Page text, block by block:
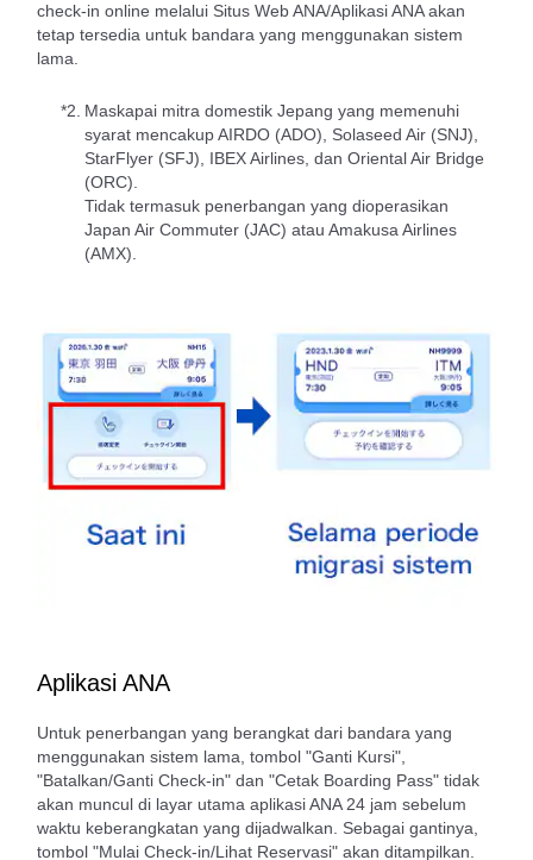
check-in online melalui Situs Web ANA/Aplikasi ANA akan
tetap tersedia untuk bandara yang menggunakan sistem
lama.
*2. Maskapai mitra domestik Jepang yang memenuhi
syarat mencakup AIRDO (ADO), Solaseed Air (SNJ),
StarFlyer (SFJ), IBEX Airlines, dan Oriental Air Bridge
(ORC).
Tidak termasuk penerbangan yang dioperasikan
Japan Air Commuter (JAC) atau Amakusa Airlines
(AMX).
Aplikasi ANA
Untuk penerbangan yang berangkat dari bandara yang
menggunakan sistem lama, tombol "Ganti Kursi",
"Batalkan/Ganti Check-in" dan "Cetak Boarding Pass" tidak
akan muncul di layar utama aplikasi ANA 24 jam sebelum
waktu keberangkatan yang dijadwalkan. Sebagai gantinya,
tombol "Mulai Check-in/Lihat Reservasi" akan ditampilkan.